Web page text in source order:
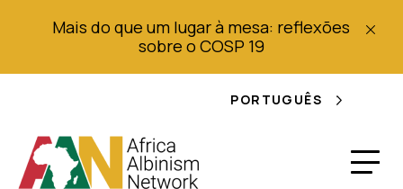
Mais do que um lugar à mesa: reflexões
sobre o COSP 19
PORTUGUÊS